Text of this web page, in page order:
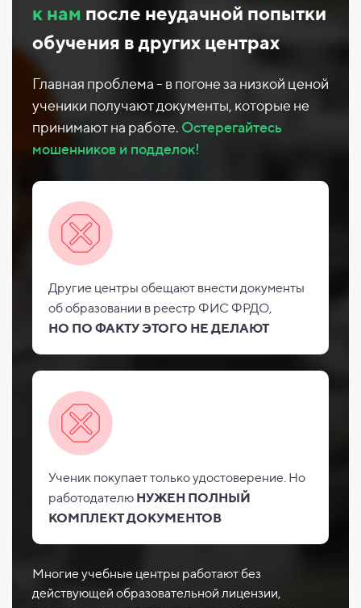
к нам после неудачной попытки
обучения в других центрах
Главная проблема - в погоне за низкой ценой
ученики получают документы, которые не
принимают на работе. Остерегайтесь
мошенников и подделок!
Другие центры обещают внести документы
обобразовании в реестр ФИС ФРДО,
НО ПО ФАКТУ ЭТОГО НЕ ДЕЛАЮТ
Ученик покупает только удостоверение. Но
работодателю НУЖЕН ПОЛНЫЙ
КОМПЛЕКТ ДОКУМЕНТОВ
Многие учебные центры работают без
действующей образовательной лицензии,